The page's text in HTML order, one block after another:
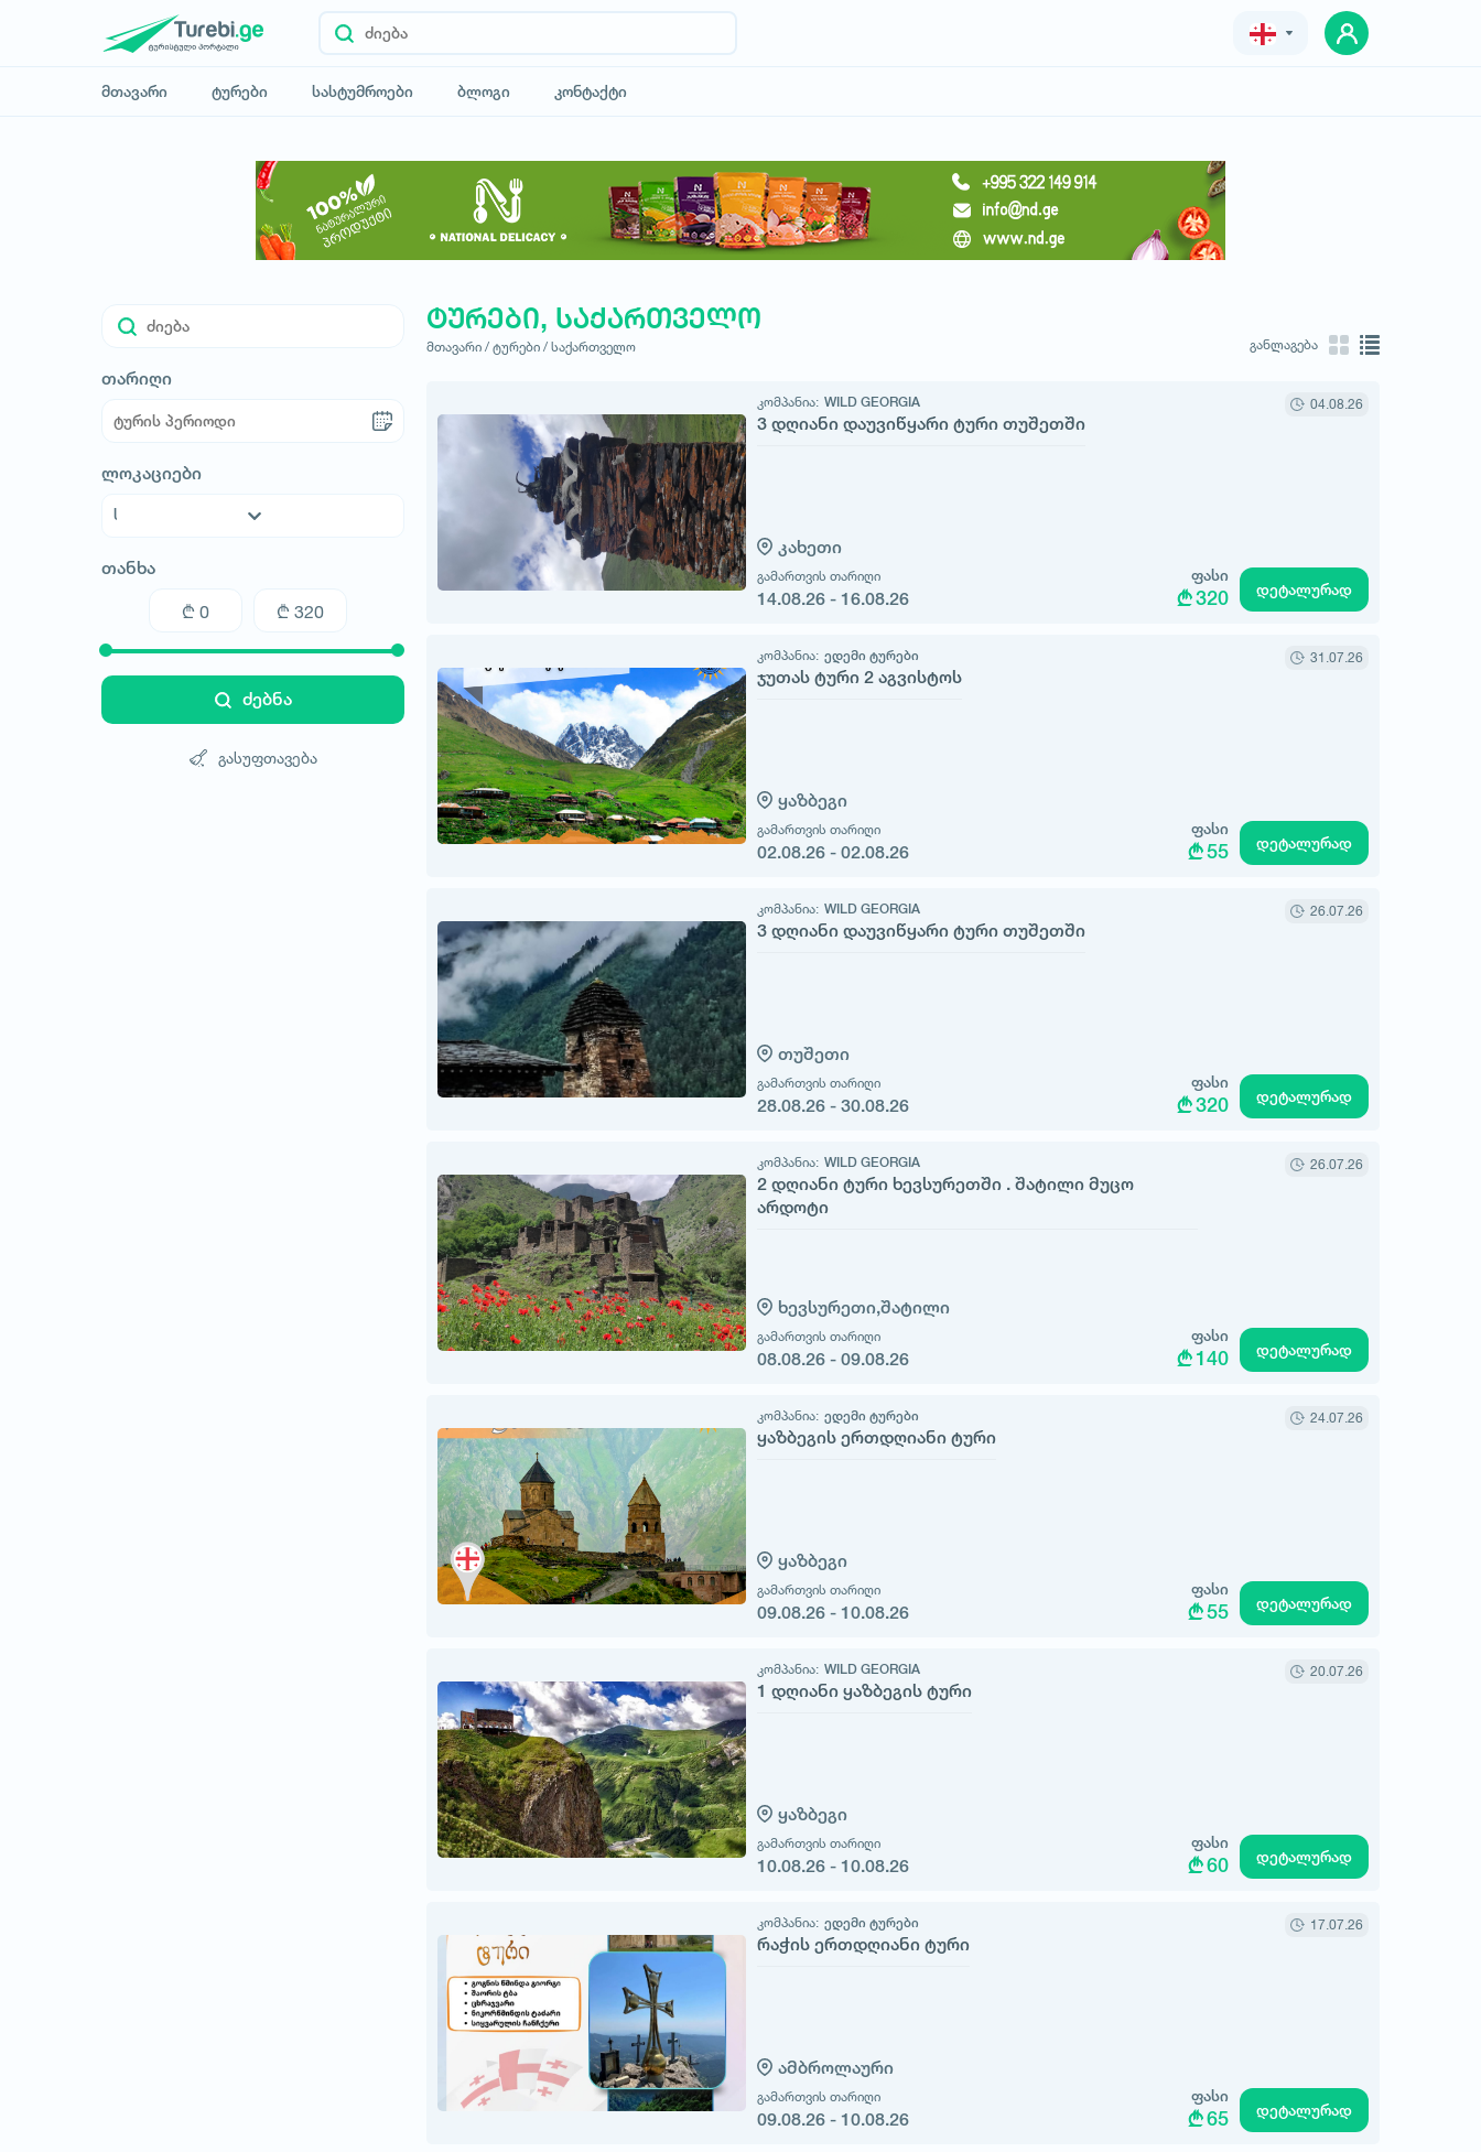
მთავარი ტურები სასტუმროები ბლოგი კონტაქტი
თარიღი
ლოკაციები
აჭარა
მცხეთა-მთიანეთი
რაჭა-ლეჩხუმი
თანხა
ძებნა
გასუფთავება
ტურები, საქართველო
მთავარი / ტურები / საქართველო განლაგება
კომპანია: WILD GEORGIA
3 დღიანი დაუვიწყარი ტური თუშეთში
04.08.26
კახეთი
გამართვის თარიღი
14.08.26 - 16.08.26
ფასი
320 დეტალურად
კომპანია: ედემი ტურები
ჯუთას ტური 2 აგვისტოს
31.07.26
ყაზბეგი
გამართვის თარიღი
02.08.26 - 02.08.26
ფასი
55 დეტალურად
კომპანია: WILD GEORGIA
3 დღიანი დაუვიწყარი ტური თუშეთში
26.07.26
თუშეთი
გამართვის თარიღი
28.08.26 - 30.08.26
ფასი
320 დეტალურად
კომპანია: WILD GEORGIA
2 დღიანი ტური ხევსურეთში . შატილი მუცო
არდოტი
26.07.26
ხევსურეთი,შატილი
გამართვის თარიღი
08.08.26 - 09.08.26
ფასი
140 დეტალურად
კომპანია: ედემი ტურები
ყაზბეგის ერთდღიანი ტური
24.07.26
ყაზბეგი
გამართვის თარიღი
09.08.26 - 10.08.26
ფასი
55 დეტალურად
კომპანია: WILD GEORGIA
1 დღიანი ყაზბეგის ტური
20.07.26
ყაზბეგი
გამართვის თარიღი
10.08.26 - 10.08.26
ფასი
60 დეტალურად
კომპანია: ედემი ტურები
რაჭის ერთდღიანი ტური
17.07.26
ამბროლაური
გამართვის თარიღი
09.08.26 - 10.08.26
ფასი
65 დეტალურად